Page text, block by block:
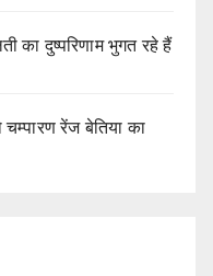
का दुष्परिणाम भुगत रहे हैं
रेंज बेतिया का